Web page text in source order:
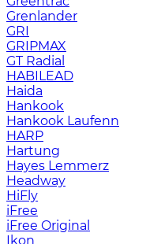
Grenlander
GRI
GRIPMAX
GT Radial
HABILEAD
Haida
Hankook
Hankook Laufenn
HARP
Hartung
Hayes Lemmerz
Headway
HiFly
iFree
iFree Original
Ikon